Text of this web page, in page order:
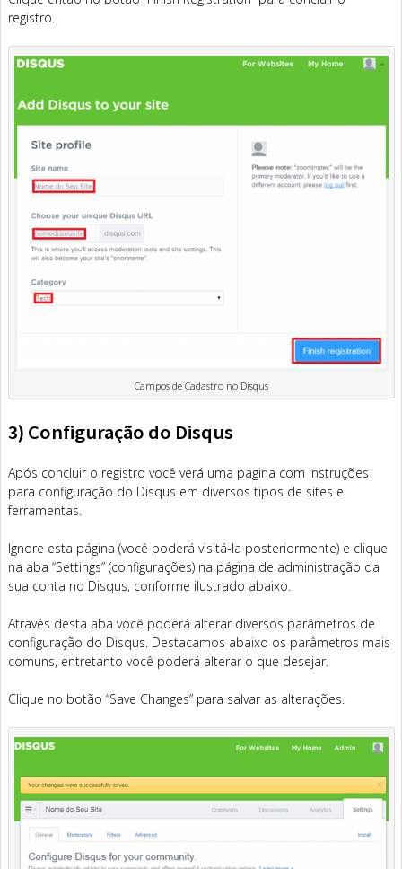
registro.
Campos de Cadastro no Disqus
3) Configuração do Disqus
Após concluir o registro você verá uma pagina com instruções
para configuração do Disqus em diversos tipos de sites e
ferramentas.
Ignore esta página (você poderá visitá-la posteriormente) e clique
na aba “Settings” (configurações) na página de administração da
sua conta no Disqus, conforme ilustrado abaixo.
Através desta aba você poderá alterar diversos parâmetros de
configuração do Disqus. Destacamos abaixo os parâmetros mais
comuns, entretanto você poderá alterar o que desejar.
Clique no botão “Save Changes” para salvar as alterações.